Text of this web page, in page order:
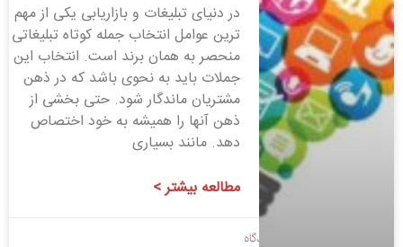
در دنیای تبلیغات و بازاریابی یکی از مهم
ترین عوامل انتخاب جمله کوتاه تبلیغاتی
منحصر به همان برند است. انتخاب این
جملات باید به نحوی باشد که در ذهن
مشتریان ماندگار شود. حتی بخشی از
ذهن آنها را همیشه به خود اختصاص
دهد. مانند بسیاری
مطالعه بیشتر >
بدون دیدگاه